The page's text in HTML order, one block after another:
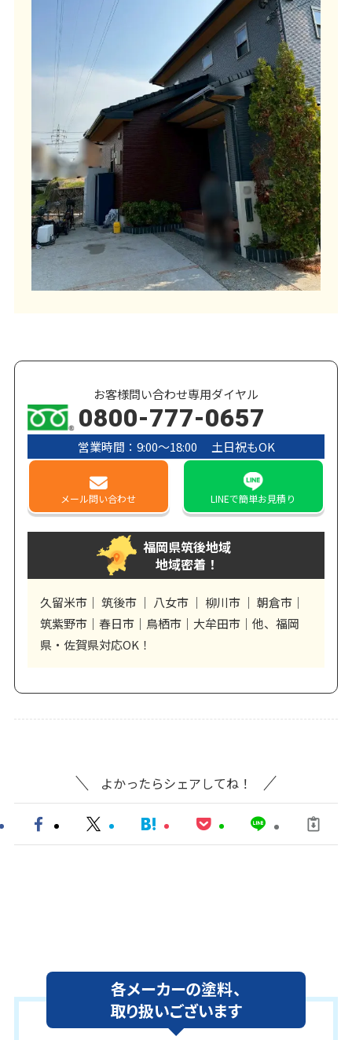
お客様問い合わせ専用ダイヤル
0800-777-0657
営業時間：9:00〜18:00 土日祝もOK
メール問い合わせ LINEで簡単お見積り
福岡県筑後地域
地域密着！
久留米市｜ 筑後市 ｜ 八女市 ｜ 柳川市 ｜ 朝倉市｜
筑紫野市｜春日市｜鳥栖市｜大牟田市｜他、福岡
県・佐賀県対応OK！
よかったらシェアしてね！
各メーカーの塗料、
取り扱いございます